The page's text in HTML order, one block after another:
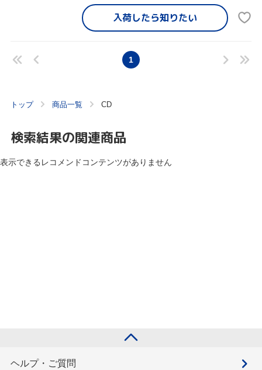
入荷したら知りたい
1
トップ 商品一覧 CD
検索結果の関連商品
表示できるレコメンドコンテンツがありません
ヘルプ・ご質問